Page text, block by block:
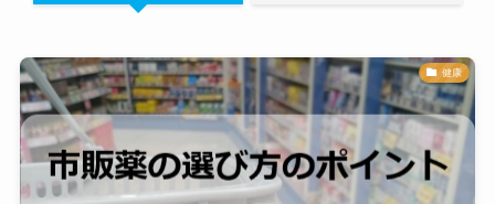
健康